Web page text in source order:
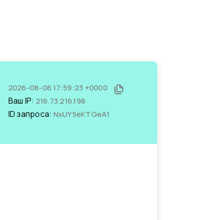
2026-08-06 17:59:23 +0000
Ваш IP: 216.73.216.198
ID запроса: NxUY5eKTGeA1